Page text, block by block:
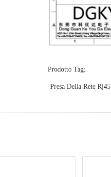
Prodotto Tag:
Presa Della Rete Rj45